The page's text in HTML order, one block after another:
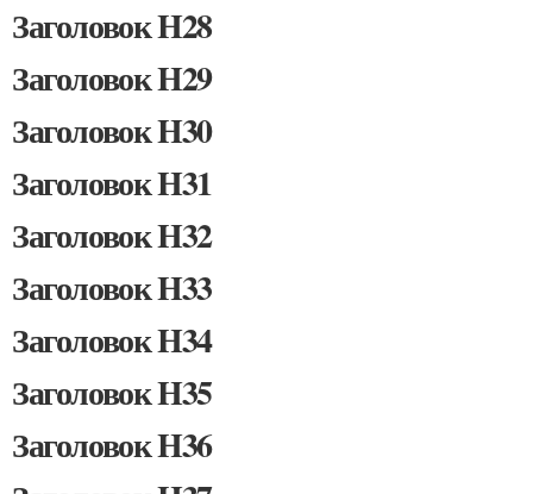
Заголовок H28
Заголовок H29
Заголовок H30
Заголовок H31
Заголовок H32
Заголовок H33
Заголовок H34
Заголовок H35
Заголовок H36